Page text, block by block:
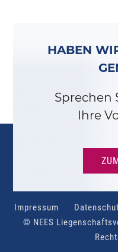
HABEN
Sprechen
Ihre
Impressum
© NEES